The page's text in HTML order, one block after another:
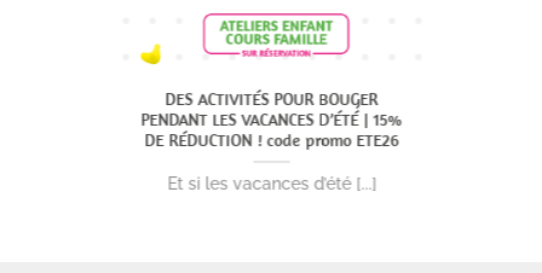
DES ACTIVITÉS POUR BOUGER
PENDANT LES VACANCES D’ÉTÉ | 15%
DE RÉDUCTION ! code promo ETE26
Et si les vacances d’été [...]